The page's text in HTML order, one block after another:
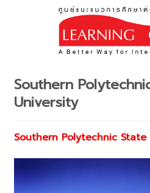
Southern
University
Southern Polytechnic State